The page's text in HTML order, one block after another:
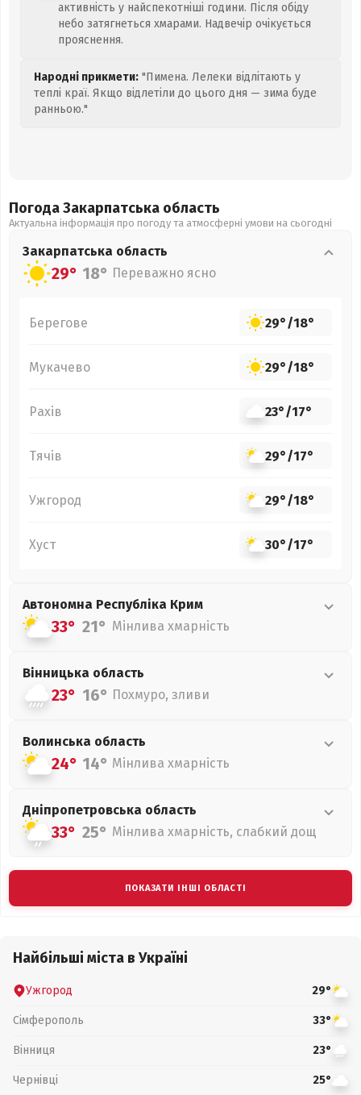
активність у найспекотніші години. Після обіду
небо затягнеться хмарами. Надвечір очікується
прояснення.
Народні прикмети: "Пимена. Лелеки відлітають у
теплі краї. Якщо відлетіли до цього дня — зима буде
ранньою."
Погода Закарпатська область
Актуальна інформація про погоду та атмосферні умови на сьогодні
Закарпатська область
29° 18° Переважно ясно
Берегове 29°/18°
Мукачево 29°/18°
Рахів 23°/17°
Тячів 29°/17°
Ужгород 29°/18°
Хуст 30°/17°
Автономна Республіка Крим
33° 21° Мінлива хмарність
Вінницька область
23° 16° Похмуро, зливи
Волинська область
24° 14° Мінлива хмарність
Дніпропетровська область
33° 25° Мінлива хмарність, слабкий дощ
ПОКАЗАТИ ІНШІ ОБЛАСТІ
Найбільші міста в Україні
Ужгород 29°
Сімферополь 33°
Вінниця 23°
Чернівці 25°